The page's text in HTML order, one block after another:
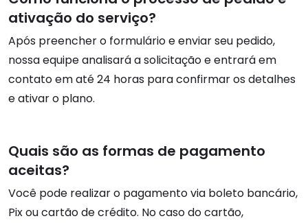
ativação do serviço?
Após preencher o formulário e enviar seu pedido,
nossa equipe analisará a solicitação e entrará em
contato em até 24 horas para confirmar os detalhes
e ativar o plano.
Quais são as formas de pagamento
aceitas?
Você pode realizar o pagamento via boleto bancário,
Pix ou cartão de crédito. No caso do cartão,